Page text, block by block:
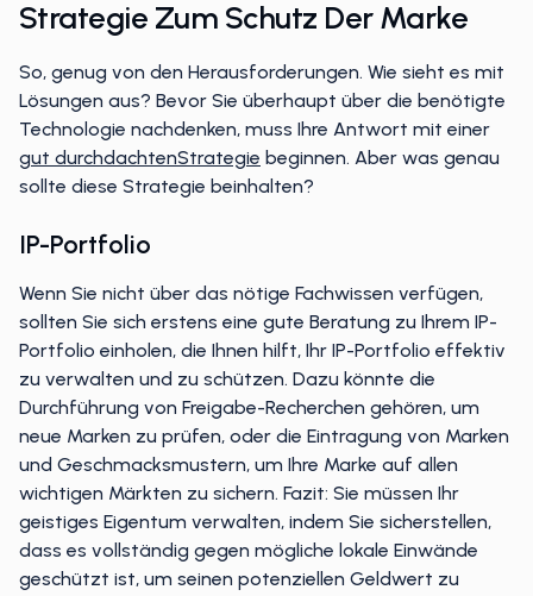
Strategie Zum Schutz Der Marke
So, genug von den Herausforderungen. Wie sieht es mit
Lösungen aus? Bevor Sie überhaupt über die benötigte
Technologie nachdenken, muss Ihre Antwort mit einer
gut durchdachten
Strategie
beginnen. Aber was genau
sollte diese Strategie beinhalten?
IP-Portfolio
Wenn Sie nicht über das nötige Fachwissen verfügen,
sollten Sie sich erstens eine gute Beratung zu Ihrem IP-
Portfolio einholen, die Ihnen hilft, Ihr IP-Portfolio effektiv
zu verwalten und zu schützen. Dazu könnte die
Durchführung von Freigabe-Recherchen gehören, um
neue Marken zu prüfen, oder die Eintragung von Marken
und Geschmacksmustern, um Ihre Marke auf allen
wichtigen Märkten zu sichern. Fazit: Sie müssen Ihr
geistiges Eigentum verwalten, indem Sie sicherstellen,
dass es vollständig gegen mögliche lokale Einwände